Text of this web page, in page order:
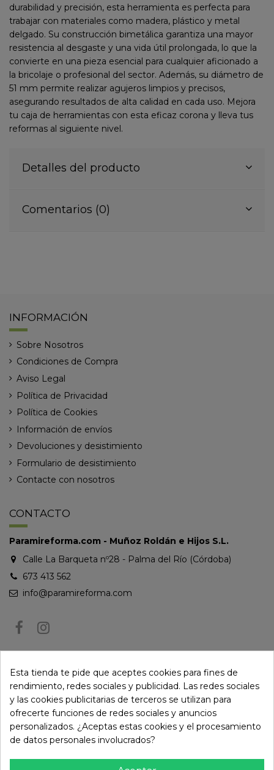
durabilidad y precisión, esta herramienta es perfecta para
trabajar con materiales como madera, plástico y metal
delgado. Su construcción bimetálica garantiza una mayor
resistencia al desgaste y una vida útil prolongada, lo que la
convierte en una pieza esencial para cualquier aficionado a
la bricolaje o profesional del sector. Además, su diámetro de
51 mm permite realizar agujeros limpios y precisos,
asegurando resultados de alta calidad en cada uso. Mejora
tu caja de herramientas con esta eficaz corona y lleva tus
reformas al siguiente nivel.
Detalles del producto
Comentarios (0)
INFORMACIÓN
Sobre Nosotros
Condiciones de Compra
Aviso Legal
Política de Privacidad
Política de Cookies
Información de envíos
Devoluciones y desistimiento
Formulario de desistimiento
Contacte con nosotros
CONTACTO
Paramireforma.com - Muñoz Roldán e Hijos S.L.
Calle La Barqueta nº28 - Palma del Río (Córdoba)
673 413 562
info@paramireforma.com
Puede darse de baja en cualquier momento. Para ello, consulte nuestra
información de contacto en el aviso legal.
Esta tienda te pide que aceptes cookies para fines de
rendimiento, redes sociales y publicidad. Las redes sociales
y las cookies publicitarias de terceros se utilizan para
ofrecerte funciones de redes sociales y anuncios
personalizados. ¿Aceptas estas cookies y el procesamiento
de datos personales involucrados?